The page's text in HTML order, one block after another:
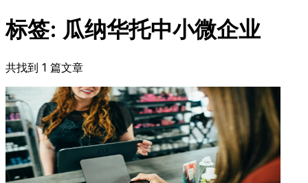
标签: 瓜纳华托中小微企业
共找到 1 篇文章